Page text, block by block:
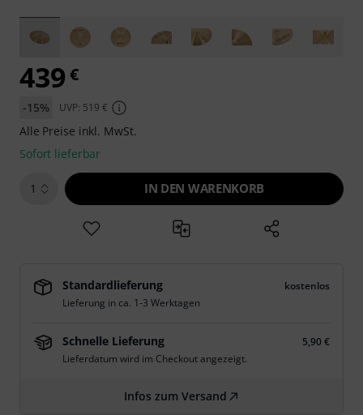
439 €
-15% UVP: 519 €
Alle Preise inkl. MwSt.
Sofort lieferbar
1 IN DEN WARENKORB
Standardlieferung
kostenlos
Lieferung in ca. 1-3 Werktagen
Schnelle Lieferung
5,90 €
Lieferdatum wird im Checkout angezeigt.
Infos zum Versand